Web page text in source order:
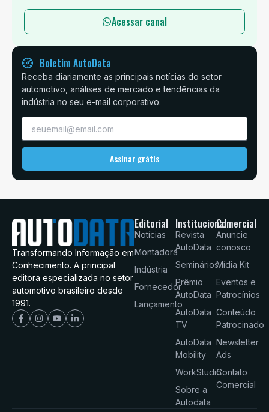
Acessar canal
Boletim AutoData
Receba diariamente as principais notícias do setor
automotivo, análises de mercado e tendências da
indústria no seu e-mail corporativo.
Assinar grátis
Transformando Informação em
Conhecimento. A principal
editora especializada no setor
automotivo brasileiro desde
1991.
Editorial
Notícias
Montadora
Indústria
Fornecedor
Lançamento
Institucional
Revista
AutoData
Seminários
Prêmio
AutoData
AutoData
TV
AutoData
Mobility
WorkStudio
Sobre a
Autodata
Comercial
Anuncie
conosco
Mídia Kit
Eventos e
Patrocínios
Conteúdo
Patrocinado
Newsletter
Ads
Contato
Comercial